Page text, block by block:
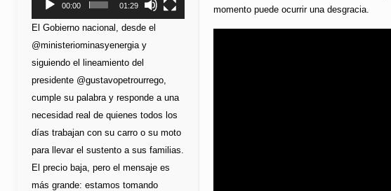
momento puede ocurrir una desgracia.
00:00 01:29
El Gobierno nacional, desde el
@ministeriominasyenergia y
siguiendo el lineamiento del
presidente @gustavopetrourrego,
cumple su palabra y responde a una
necesidad real de quienes todos los
días trabajan con su carro o su moto
para llevar el sustento a sus familias.
El precio baja, pero el mensaje es
más grande: estamos tomando